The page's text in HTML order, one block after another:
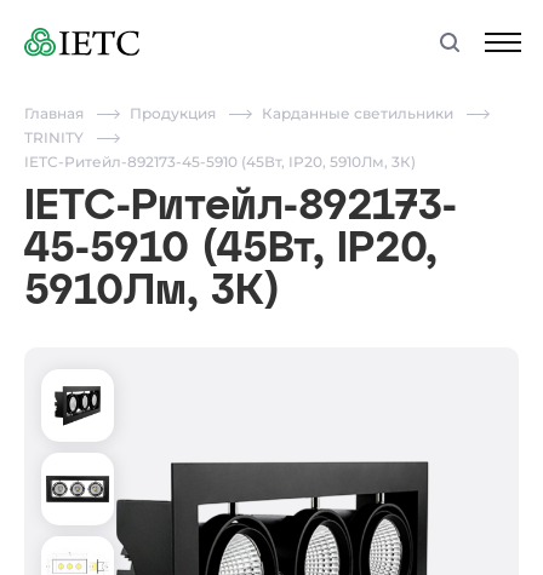
Главная Продукция
Карданные светильники
TRINITY
IETC-Ритейл-892173-45-5910 (45Вт, IP20, 5910Лм, 3К)
IETC-Ритейл-892173-
45-5910 (45Вт, IP20,
5910Лм, 3К)